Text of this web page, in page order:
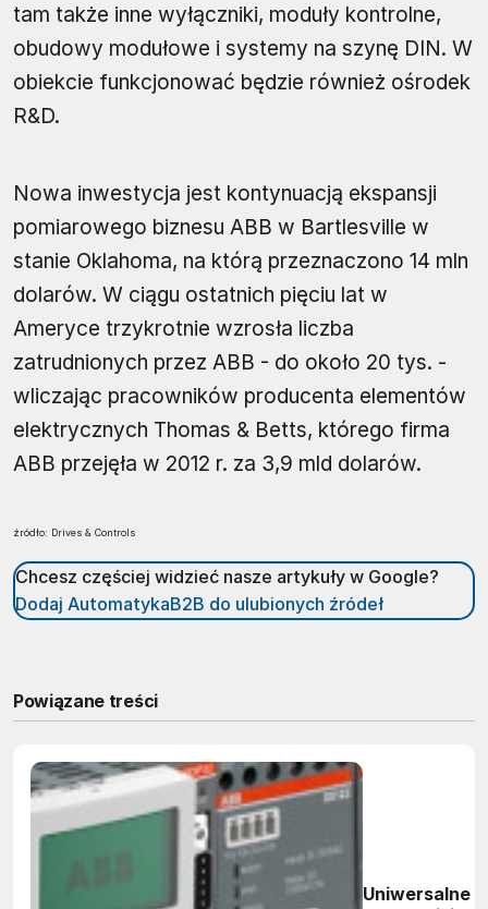
tam także inne wyłączniki, moduły kontrolne,
obudowy modułowe i systemy na szynę DIN. W
obiekcie funkcjonować będzie również ośrodek
R&D.
Nowa inwestycja jest kontynuacją ekspansji
pomiarowego biznesu ABB w Bartlesville w
stanie Oklahoma, na którą przeznaczono 14 mln
dolarów. W ciągu ostatnich pięciu lat w
Ameryce trzykrotnie wzrosła liczba
zatrudnionych przez ABB - do około 20 tys. -
wliczając pracowników producenta elementów
elektrycznych Thomas & Betts, którego firma
ABB przejęła w 2012 r. za 3,9 mld dolarów.
źródło: Drives & Controls
Chcesz częściej widzieć nasze artykuły w Google?
Dodaj AutomatykaB2B do ulubionych źródeł
Powiązane treści
Uniwersalne